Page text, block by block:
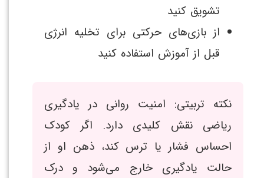
تشویق کنید
از بازی‌های حرکتی برای تخلیه انرژی
قبل از آموزش استفاده کنید
نکته تربیتی: امنیت روانی در یادگیری
ریاضی نقش کلیدی دارد. اگر کودک
احساس فشار یا ترس کند، ذهن او از
حالت یادگیری خارج می‌شود و درک